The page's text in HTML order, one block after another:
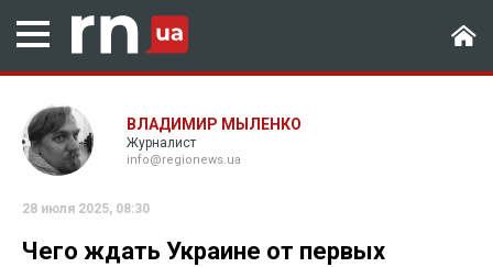
ВЛАДИМИР МЫЛЕНКО
Журналист
info@regionews.ua
28 июля 2025, 08:30
Чего ждать Украине от первых